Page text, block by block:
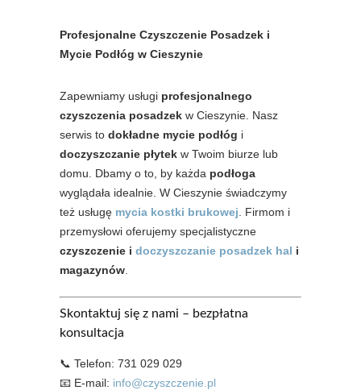
Profesjonalne Czyszczenie Posadzek i
Mycie Podłóg w Cieszynie
Zapewniamy usługi profesjonalnego
czyszczenia posadzek w Cieszynie. Nasz
serwis to dokładne mycie podłóg i
doczyszczanie płytek w Twoim biurze lub
domu. Dbamy o to, by każda podłoga
wyglądała idealnie. W Cieszynie świadczymy
też usługę mycia kostki brukowej . Firmom i
przemysłowi oferujemy specjalistyczne
czyszczenie i doczyszczanie posadzek hal i
magazynów
Skontaktuj się z nami – bezpłatna
konsultacja
📞 Telefon: 731 029 029
📧 E-mail: info@czyszczenie.pl